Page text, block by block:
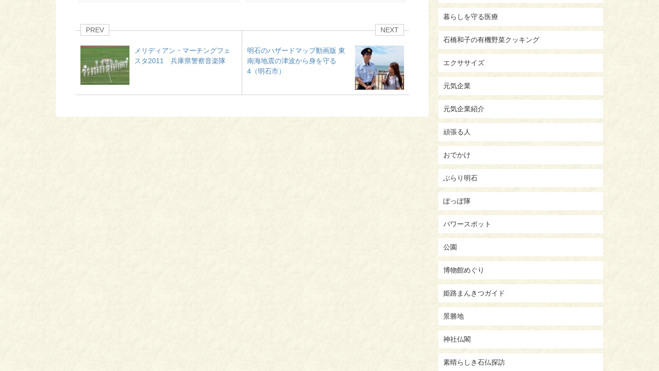
PREV
メリディアン・マーチングフェ
スタ2011 兵庫県警察音楽隊
NEXT
明石のハザードマップ動画版 東
南海地震の津波から身を守る
4（明石市）
暮らしを守る医療
石橋和子の有機野菜クッキング
エクササイズ
元気企業
元気企業紹介
頑張る人
おでかけ
ぶらり明石
ぽっぽ隊
パワースポット
公園
博物館めぐり
姫路まんきつガイド
景勝地
神社仏閣
素晴らしき石仏探訪